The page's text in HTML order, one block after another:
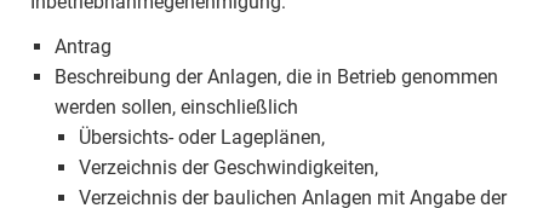
Antrag
Beschreibung der Anlagen, die in Betrieb genommen
werden sollen, einschließlich
Übersichts- oder Lageplänen,
Verzeichnis der Geschwindigkeiten,
Verzeichnis der baulichen Anlagen mit Angabe der